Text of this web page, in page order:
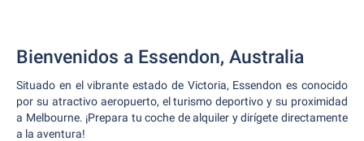
Bienvenidos a Essendon, Australia
Situado en el vibrante estado de Victoria, Essendon es conocido
por su atractivo aeropuerto, el turismo deportivo y su proximidad
a Melbourne. ¡Prepara tu coche de alquiler y dirígete directamente
a la aventura!